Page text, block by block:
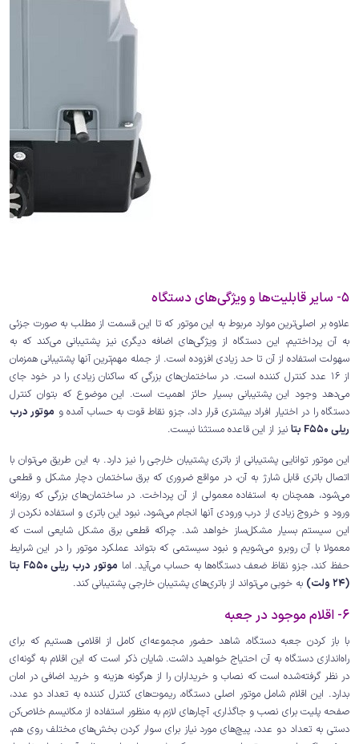
5- سایر قابلیت‌ها و ویژگی‌های دستگاه
علاوه بر اصلی‌ترین موارد مربوط به این موتور که تا این قسمت از مطلب به صورت جزئی
به آن پرداختیم، این دستگاه از ویژگی‌های اضافه دیگری نیز پشتیبانی می‌کند که به
سهولت استفاده از آن تا حد زیادی افزوده است. از جمله مهم‌ترین آنها پشتیبانی همزمان
از 16 عدد کنترل کننده است. در ساختمان‌های بزرگی که ساکنان زیادی را در خود جای
می‌دهد وجود این پشتیبانی بسیار حائز اهمیت است. این موضوع که بتوان کنترل
دستگاه را در اختیار افراد بیشتری قرار داد، جزو نقاط قوت به حساب آمده و موتور درب
ریلی F550 بتا
نیز از این قاعده مستثنا نیست.
این موتور توانایی پشتیبانی از باتری پشتیبان خارجی را نیز دارد. به این طریق می‌توان با
اتصال باتری قابل شارژ به آن، در مواقع ضروری که برق ساختمان دچار مشکل و قطعی
می‌‌شود، همچنان به استفاده معمولی از آن پرداخت. در ساختمان‌های بزرگی که روزانه
ورود و خروج زیادی از درب ورودی آنها انجام می‌شود، نبود این باتری و استفاده نکردن از
این سیستم بسیار مشکل‌ساز خواهد شد. چراکه قطعی برق مشکل شایعی است که
معمولا با آن روبرو می‌شویم و نبود سیستمی که بتواند عملکرد موتور را در این شرایط
حفظ کند، جزو نقاظ ضعف دستگاه‌ها به حساب می‌آید. اما
موتور درب ریلی F550 بتا
(24 ولت)
به خوبی می‌تواند از باتری‌های پشتیبان خارجی پشتیبانی کند.
6- اقلام موجود در جعبه
با باز کردن جعبه دستگاه، شاهد حضور مجموعه‌ای کامل از اقلامی هستیم که برای
راه‌اندازی دستگاه به آن احتیاج خواهید داشت. شایان ذکر است که این اقلام به گونه‌ای
در نظر گرفته‌شده است که نصاب و خریداران را از هرگونه هزینه و خرید اضافی در امان
بدارد. این اقلام شامل موتور اصلی دستگاه، ریموت‌های کنترل کننده به تعداد دو عدد،
صفحه پلیت برای نصب و جاگذاری، آچارهای لازم به منظور استفاده از مکانیسم خلاص‌کن
دستی به تعداد دو عدد، پیچ‌های مورد نیاز برای سوار کردن بخش‌های مختلف روی هم،